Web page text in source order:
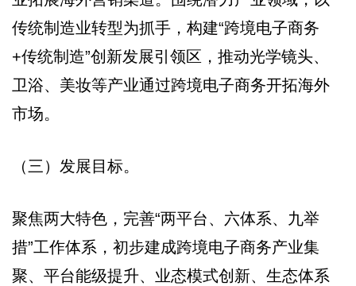
传统制造业转型为抓手，构建“跨境电子商务
+传统制造”创新发展引领区，推动光学镜头、
卫浴、美妆等产业通过跨境电子商务开拓海外
市场。
（三）发展目标。
聚焦两大特色，完善“两平台、六体系、九举
措”工作体系，初步建成跨境电子商务产业集
聚、平台能级提升、业态模式创新、生态体系